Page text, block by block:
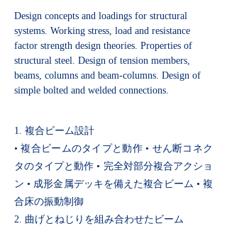
Design concepts and loadings for structural
systems. Working stress, load and resistance
factor strength design theories. Properties of
structural steel. Design of tension members,
beams, columns and beam-columns. Design of
simple bolted and welded connections.
1. 複合ビーム設計
• 複合ビームのタイプと動作 • せん断コネク
タのタイプと動作 • 完全対部分複合アクショ
ン • 成形金属デッキを備えた複合ビーム • 複
合床の振動制御
2. 曲げとねじりを組み合わせたビーム